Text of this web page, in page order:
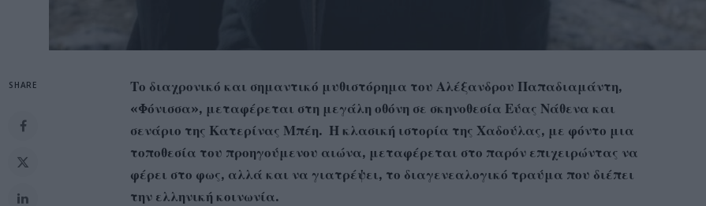
SHARE
Το διαχρονικό και σημαντικό μυθιστόρημα του Αλέξανδρου Παπαδιαμάντη,
«Φόνισσα», μεταφέρεται στη μεγάλη οθόνη σε σκηνοθεσία Εύας Νάθενα και
σενάριο της Κατερίνας Μπέη. Η κλασική ιστορία της Χαδούλας, με φόντο μια
τοποθεσία του προηγούμενου αιώνα, μεταφέρεται στο παρόν επιχειρώντας να
φέρει στο φως, αλλά και να γιατρέψει, το διαγενεαλογικό τραύμα που διέπει
την ελληνική κοινωνία.